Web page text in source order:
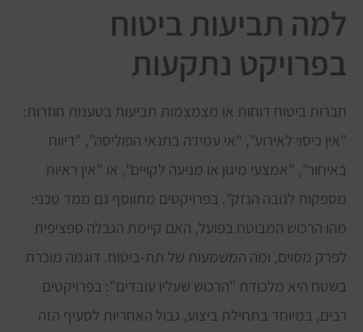
למה תביעות ביטוח
בפרויקט נתקעות
חברות ביטוח דוחות או מצמצמות תביעות בטענות חוזרות:
"אין כיסוי לאירוע", "אי עמידה בתנאי הפוליסה", "דיווח
באיחור", "אמצעי מיגון או מניעה לקויים", או "אין ראיות
מספקות לגובה הנזק". בפרויקטים מתווסף גם ממד טכני:
מהו הרכוש המבוטח בפועל, האם קיימת הגבלה ספציפית
לפרק מסוים, ומה המשמעות של תת-ביטוח. דוגמה מוכרת
בשטח היא מלכודת "הרכוש שעליו עובדים": בפרויקטים
רבים, במיוחד בתחילת ביצוע, גבול האחריות לסעיף הזה